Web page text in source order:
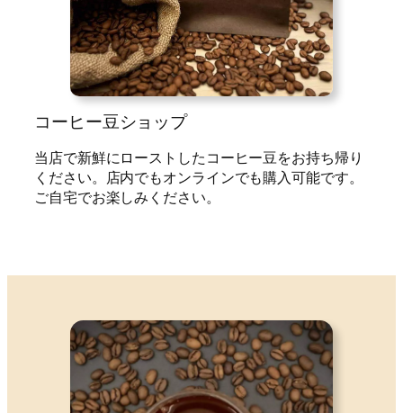
コーヒー豆ショップ
当店で新鮮にローストしたコーヒー豆をお持ち帰り
ください。店内でもオンラインでも購入可能です。
ご自宅でお楽しみください。